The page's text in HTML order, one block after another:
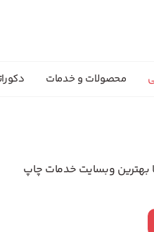
محصولات و خدمات
بهترین وبسایت خدمات چاپ